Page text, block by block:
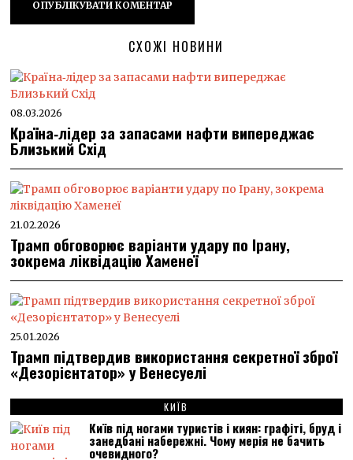
СХОЖІ НОВИНИ
08.03.2026
Країна‑лідер за запасами нафти випереджає
Близький Схід
21.02.2026
Трамп обговорює варіанти удару по Ірану,
зокрема ліквідацію Хаменеї
25.01.2026
Трамп підтвердив використання секретної зброї
«Дезорієнтатор» у Венесуелі
КИЇВ
Київ під ногами туристів і киян: графіті, бруд і
занедбані набережні. Чому мерія не бачить
очевидного?